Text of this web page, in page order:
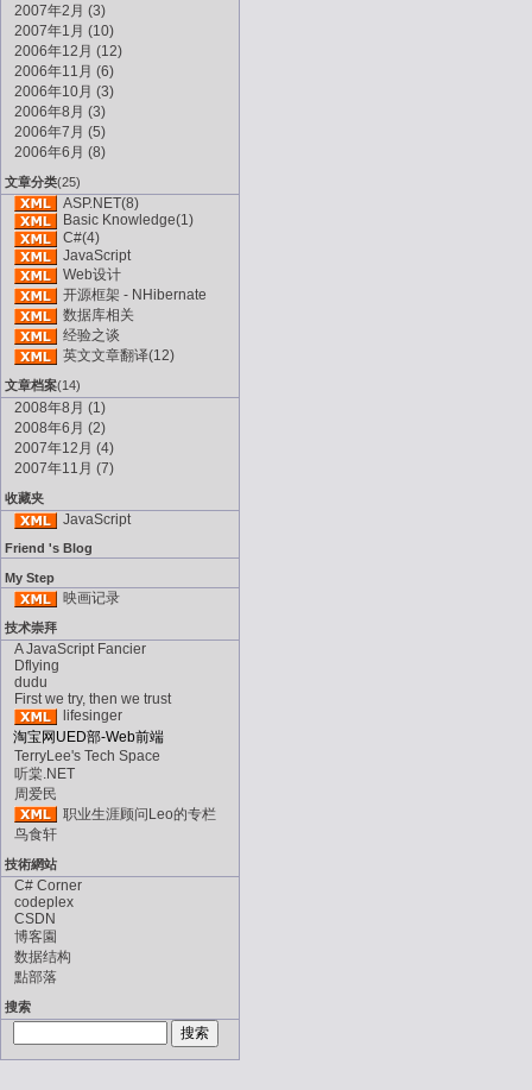
2007年2月 (3)
2007年1月 (10)
2006年12月 (12)
2006年11月 (6)
2006年10月 (3)
2006年8月 (3)
2006年7月 (5)
2006年6月 (8)
文章分类(25)
ASP.NET(8)
Basic Knowledge(1)
C#(4)
JavaScript
Web设计
开源框架 - NHibernate
数据库相关
经验之谈
英文文章翻译(12)
文章档案(14)
2008年8月 (1)
2008年6月 (2)
2007年12月 (4)
2007年11月 (7)
收藏夹
JavaScript
Friend 's Blog
My Step
映画记录
技术崇拜
A JavaScript Fancier
Dflying
dudu
First we try, then we trust
lifesinger
淘宝网UED部-Web前端
TerryLee's Tech Space
听棠.NET
周爱民
职业生涯顾问Leo的专栏
鸟食轩
技術網站
C# Corner
codeplex
CSDN
博客園
数据结构
點部落
搜索